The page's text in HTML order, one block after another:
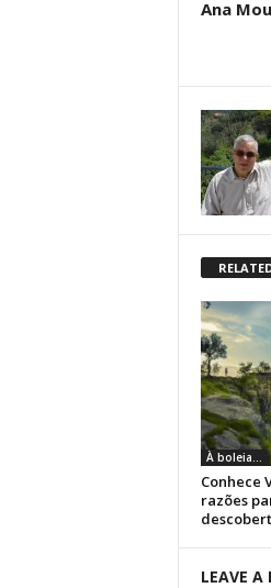
Ana
À boleia...
Conhece
razões
LEAVE A